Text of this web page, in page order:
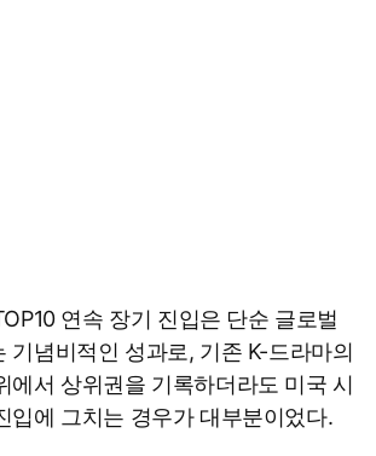
연속 장기 진입은 단순 글로벌
기념비적인 성과로, 기존 K-드라마의
에서 상위권을 기록하더라도 미국 시
입에 그치는 경우가 대부분이었다.